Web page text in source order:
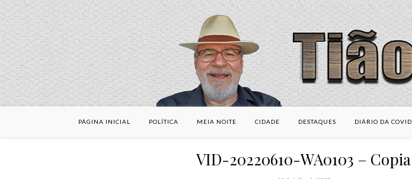
PÁGINA INICIAL POLÍTICA MEIA NOITE CIDADE DESTAQUES DIÁRIO DA COVID
VID-20220610-WA0103 – Copia